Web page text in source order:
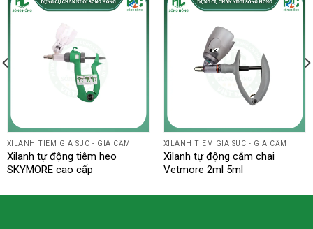
XILANH TIÊM GIA SÚC - GIA CẦM
Xilanh tự động tiêm heo
SKYMORE cao cấp
XILANH TIÊM GIA SÚC - GIA CẦM
Xilanh tự động cắm chai
Vetmore 2ml 5ml